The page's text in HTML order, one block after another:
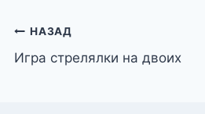
Навигация
по
НАЗАД
Игра стрелялки на двоих